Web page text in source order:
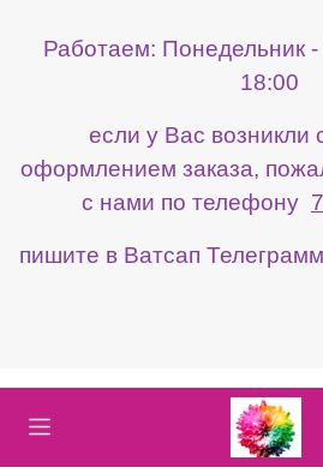
Работаем: Понедельник
18:00
если у Вас возникли
оформлением заказа,
с нами по телефону
пишите в Ватсап